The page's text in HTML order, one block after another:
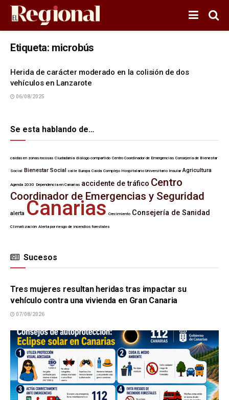
Etiqueta: microbús
Herida de carácter moderado en la colisión de dos
vehículos en Lanzarote
06/08/2025
Se esta hablando de…
caídas en zonas rocosas Ciudadanía diálogo compartido Centro Coordinador de Emergencias Consejería de Bienestar
Social Bienestar Social calle Europa Caída Complejo Hospitalario Universitario Insular Agricultura
Agenda 2030 Dependencia en Canarias accidente de tráfico Centro
Coordinador de Emergencias y Seguridad
alerta Canarias Crecimiento Consejería de Sanidad
Climatización Alerta por riesgo de incendios forestales
Sucesos
SUCESOS
Tres mujeres resultan heridas tras impactar su
vehículo contra una vivienda en Gran Canaria
07/08/2026